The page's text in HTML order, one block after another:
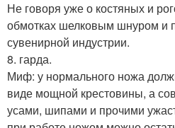
Не говоря уже о костяных и
обмотках шелковым шнуром и
сувенирной индустрии.
8. гарда.
Миф: у нормального ножа
виде мощной крестовины, а
усами, шипами и прочими